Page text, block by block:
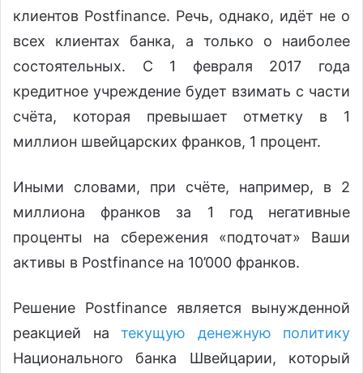
клиентов Postfinance. Речь, однако, идёт не о
всех клиентах банка, а только о наиболее
состоятельных. С 1 февраля 2017 года
кредитное учреждение будет взимать с части
счёта, которая превышает отметку в 1
миллион швейцарских франков, 1 процент.
Иными словами, при счёте, например, в 2
миллиона франков за 1 год негативные
проценты на сбережения «подточат» Ваши
активы в Postfinance на 10’000 франков.
Решение Postfinance является вынужденной
реакцией на текущую денежную политику
Национального банка Швейцарии, который